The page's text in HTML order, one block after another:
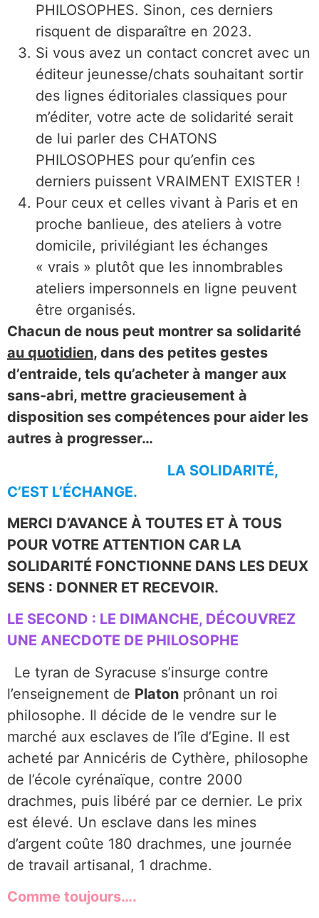
PHILOSOPHES. Sinon, ces derniers
risquent de disparaître en 2023.
Si vous avez un contact concret avec un
éditeur jeunesse/chats souhaitant sortir
des lignes éditoriales classiques pour
m’éditer, votre acte de solidarité serait
de lui parler des CHATONS
PHILOSOPHES pour qu’enfin ces
derniers puissent VRAIMENT EXISTER !
Pour ceux et celles vivant à Paris et en
proche banlieue, des ateliers à votre
domicile, privilégiant les échanges
« vrais » plutôt que les innombrables
ateliers impersonnels en ligne peuvent
être organisés.
Chacun de nous peut montrer sa solidarité
au quotidien, dans des petites gestes
d’entraide, tels qu’acheter à manger aux
sans-abri, mettre gracieusement à
disposition ses compétences pour aider les
autres à progresser…
LA SOLIDARITÉ,
C’EST L’ÉCHANGE.
MERCI D’AVANCE À TOUTES ET À TOUS
POUR VOTRE ATTENTION CAR LA
SOLIDARITÉ FONCTIONNE DANS LES DEUX
SENS : DONNER ET RECEVOIR.
LE SECOND : LE DIMANCHE, DÉCOUVREZ
UNE ANECDOTE DE PHILOSOPHE
Le tyran de Syracuse s’insurge contre
l’enseignement de Platon prônant un roi
philosophe. Il décide de le vendre sur le
marché aux esclaves de l’île d’Egine. Il est
acheté par Annicéris de Cythère, philosophe
de l’école cyrénaïque, contre 2000
drachmes, puis libéré par ce dernier. Le prix
est élevé. Un esclave dans les mines
d’argent coûte 180 drachmes, une journée
de travail artisanal, 1 drachme.
Comme toujours….